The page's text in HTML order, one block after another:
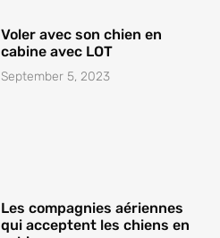
Voler avec son chien en
cabine avec LOT
September 5, 2023
Les compagnies aériennes
qui acceptent les chiens en